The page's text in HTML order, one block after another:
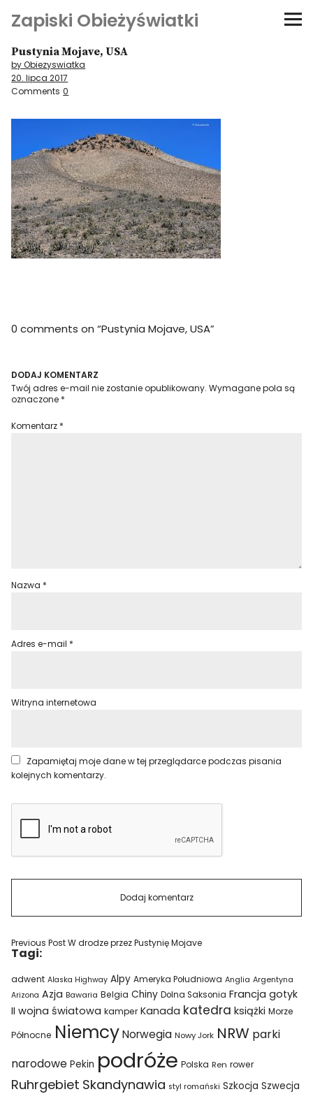
Zapiski Obieżyświatki
Podróże
Kultura i sztuka
Kątem oka
O-fiszki
Niezwyczajne ściany
Dom na kółkach
Pustynia Mojave, USA
by Obiezyswiatka
20. lipca 2017
Comments 0
0 comments on “Pustynia Mojave, USA”
DODAJ KOMENTARZ
Twój adres e-mail nie zostanie opublikowany. Wymagane pola są
oznaczone *
Komentarz *
Nazwa *
Adres e-mail *
Witryna internetowa
Zapamiętaj moje dane w tej przeglądarce podczas pisania
kolejnych komentarzy.
Previous PostW drodze przez Pustynię Mojave
Tagi:
adwent Alaska Highway Alpy Ameryka Południowa Anglia Argentyna
Arizona Azja Bawaria Belgia Chiny Dolna Saksonia Francja gotyk
II wojna światowa kamper Kanada katedra książki Morze
Północne Niemcy Norwegia Nowy Jork NRW parki
narodowe Pekin podróże Polska Ren rower
Ruhrgebiet Skandynawia styl romański Szkocja Szwecja